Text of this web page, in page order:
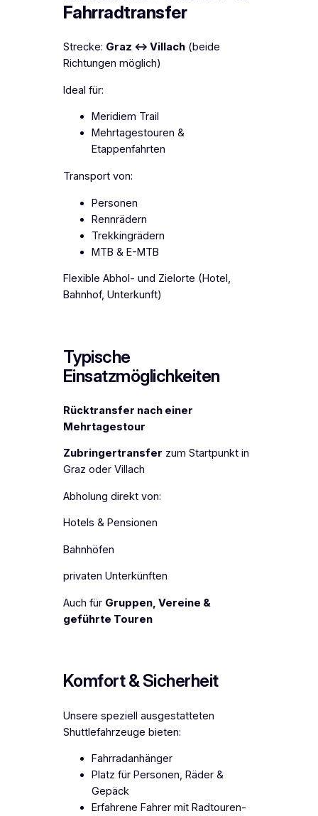
Fahrradtransfer
Strecke: Graz ↔ Villach(beide
Richtungen möglich)
Ideal für:
Meridiem Trail
Mehrtagestouren &
Etappenfahrten
Transport von:
Personen
Rennrädern
Trekkingrädern
MTB & E-MTB
Flexible Abhol- und Zielorte (Hotel,
Bahnhof, Unterkunft)
Typische
Einsatzmöglichkeiten
Rücktransfer nach einer
Mehrtagestour
Zubringertransfer zum Startpunkt in
Graz oder Villach
Abholung direkt von:
Hotels & Pensionen
Bahnhöfen
privaten Unterkünften
Auch für Gruppen, Vereine &
geführte Touren
Komfort & Sicherheit
Unsere speziell ausgestatteten
Shuttlefahrzeuge bieten:
Fahrradanhänger
Platz für Personen, Räder &
Gepäck
Erfahrene Fahrer mit Radtouren-